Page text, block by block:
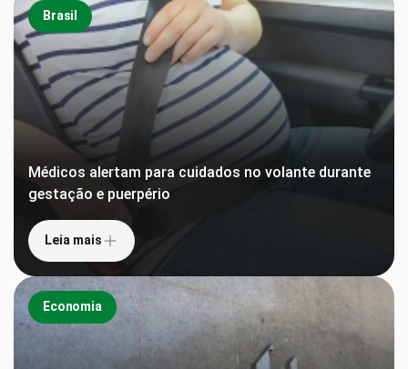
Brasil
Médicos alertam para cuidados no volante durante
gestação e puerpério
Leia mais
Economia